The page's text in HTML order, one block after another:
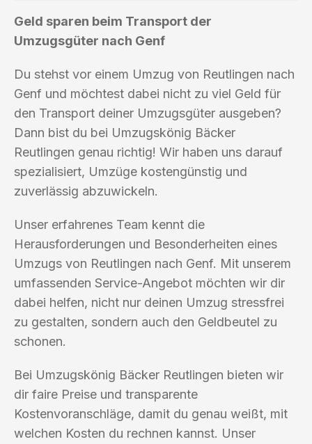
Geld sparen beim Transport der
Umzugsgüter nach Genf
Du stehst vor einem Umzug von Reutlingen nach
Genf und möchtest dabei nicht zu viel Geld für
den Transport deiner Umzugsgüter ausgeben?
Dann bist du bei Umzugskönig Bäcker
Reutlingen genau richtig! Wir haben uns darauf
spezialisiert, Umzüge kostengünstig und
zuverlässig abzuwickeln.
Unser erfahrenes Team kennt die
Herausforderungen und Besonderheiten eines
Umzugs von Reutlingen nach Genf. Mit unserem
umfassenden Service-Angebot möchten wir dir
dabei helfen, nicht nur deinen Umzug stressfrei
zu gestalten, sondern auch den Geldbeutel zu
schonen.
Bei Umzugskönig Bäcker Reutlingen bieten wir
dir faire Preise und transparente
Kostenvoranschläge, damit du genau weißt, mit
welchen Kosten du rechnen kannst. Unser